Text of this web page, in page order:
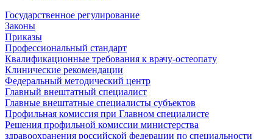
Государственное регулирование
Законы
Приказы
Профессиональный стандарт
Квалификационные требования к врачу-остеопату
Клинические рекомендации
Федеральный методический центр
Главный внештатный специалист
Главные внештатные специалисты субъектов
Профильная комиссия при Главном специалисте
Решения профильной комиссии министерства
здравоохранения российской федерации по специальности